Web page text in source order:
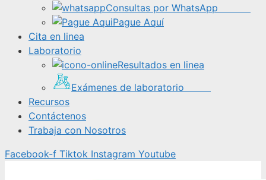
Consultas por WhatsApp
Pague Aquí
Cita en linea
Laboratorio
Resultados en linea
Exámenes de laboratorio
Recursos
Contáctenos
Trabaja con Nosotros
Facebook-f Tiktok Instagram Youtube